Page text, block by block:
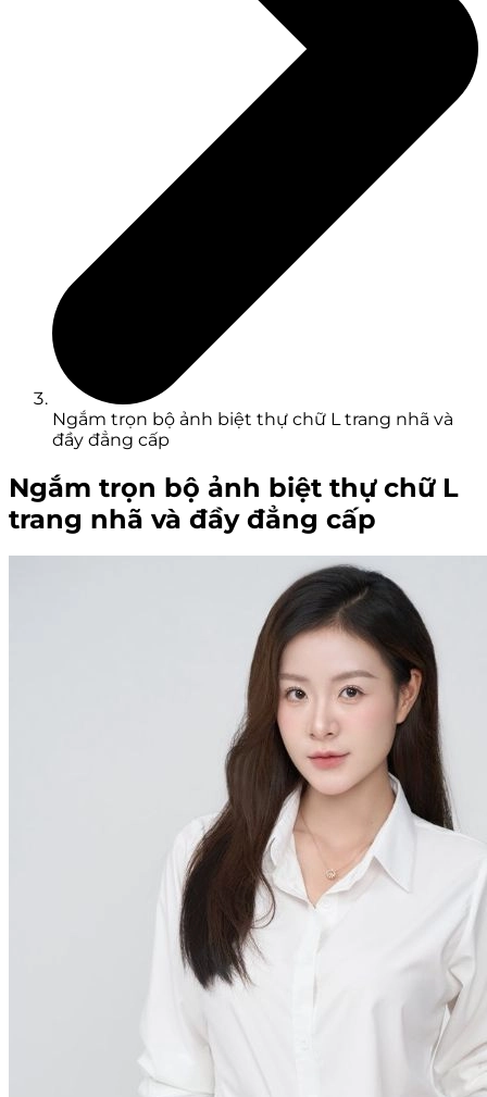
Ngắm trọn bộ ảnh biệt thự chữ L trang nhã và
đầy đẳng cấp
Ngắm trọn bộ ảnh biệt thự chữ L
trang nhã và đầy đẳng cấp